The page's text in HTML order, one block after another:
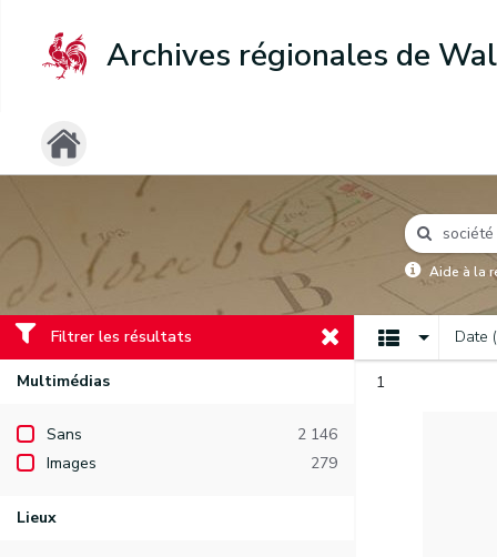
Archives régionales de
Aide à la
Filtrer les résultats
Multimédias
Sans
2 146
Images
279
Lieux
Date
1